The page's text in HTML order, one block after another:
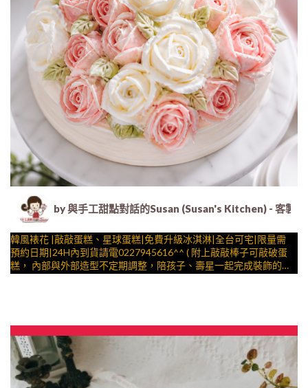
by 與手工甜點對話的Susan (Susan's Kitchen) - 客製
韓風裱花 |敲敲蛋糕、星球蛋糕|免費升級冰淇淋|全台可宅|限量需
預約日期|24H內到貨請電0227945616^^ ( 附上敲敲棒子可敲破蛋
糕， 內部與外部造型不定期調整，陪孩子、壽星一起完成裝飾的慶